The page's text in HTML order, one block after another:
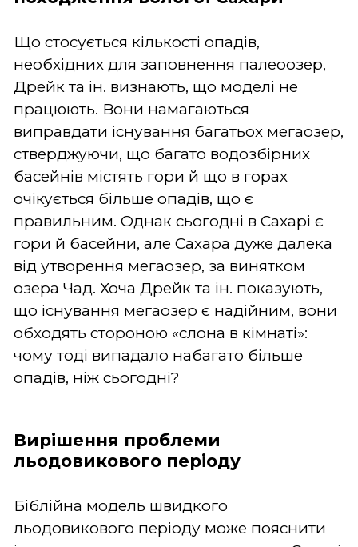
Що стосується кількості опадів,
необхідних для заповнення палеоозер,
Дрейк та ін. визнають, що моделі не
працюють. Вони намагаються
виправдати існування багатьох мегаозер,
стверджуючи, що багато водозбірних
басейнів містять гори й що в горах
очікується більше опадів, що є
правильним. Однак сьогодні в Сахарі є
гори й басейни, але Сахара дуже далека
від утворення мегаозер, за винятком
озера Чад. Хоча Дрейк та ін. показують,
що існування мегаозер є надійним, вони
обходять стороною «слона в кімнаті»:
чому тоді випадало набагато більше
опадів, ніж сьогодні?
Вирішення проблеми
льодовикового періоду
Біблійна модель швидкого
льодовикового періоду може пояснити